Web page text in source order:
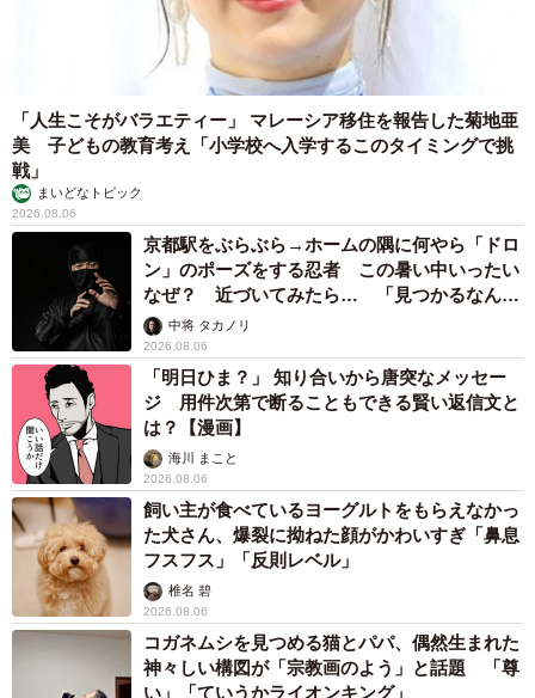
「人生こそがバラエティー」 マレーシア移住を報告した菊地亜
美 子どもの教育考え「小学校へ入学するこのタイミングで挑
戦」
まいどなトピック
2026.08.06
京都駅をぶらぶら→ホームの隅に何やら「ドロ
ン」のポーズをする忍者 この暑い中いったい
なぜ？ 近づいてみたら… 「見つかるなんて
未熟」中将 タカノリ
2026.08.06
「明日ひま？」 知り合いから唐突なメッセー
ジ 用件次第で断ることもできる賢い返信文と
は？【漫画】
海川 まこと
2026.08.06
飼い主が食べているヨーグルトをもらえなかっ
た犬さん、爆裂に拗ねた顔がかわいすぎ「鼻息
フスフス」「反則レベル」
椎名 碧
2026.08.06
コガネムシを見つめる猫とパパ、偶然生まれた
神々しい構図が「宗教画のよう」と話題 「尊
い」「ていうかライオンキング」